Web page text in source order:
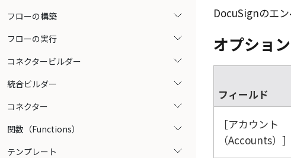
フローの構築
フローの実行
コネクタービルダー
統合ビルダー
コネクター
関数（Functions）
テンプレート
DocuSignのエン
オプション
フィールド
アカウント
（Accounts）